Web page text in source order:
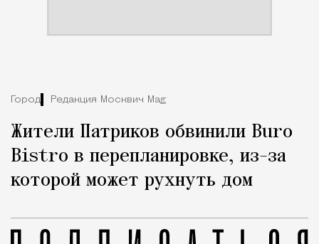
Город Редакция Москвич Mag
Жители Патриков обвинили Buro
Bistro в перепланировке, из-за
которой может рухнуть дом